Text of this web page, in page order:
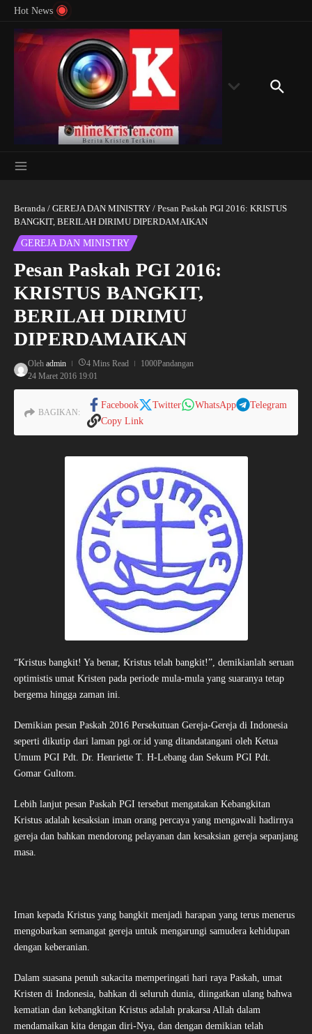
Lewati ke konten
Hot News
Beranda / GEREJA DAN MINISTRY / Pesan Paskah PGI 2016: KRISTUS
BANGKIT, BERILAH DIRIMU DIPERDAMAIKAN
GEREJA DAN MINISTRY
Pesan Paskah PGI 2016:
KRISTUS BANGKIT,
BERILAH DIRIMU
DIPERDAMAIKAN
Oleh admin 4 Mins Read
1000Pandangan
24 Maret 2016 19:01
BAGIKAN:
Facebook Twitter WhatsApp
Telegram
Copy Link
“Kristus bangkit! Ya benar, Kristus telah bangkit!”, demikianlah seruan
optimistis umat Kristen pada periode mula-mula yang suaranya tetap
bergema hingga zaman ini.
Demikian pesan Paskah 2016 Persekutuan Gereja-Gereja di Indonesia
seperti dikutip dari laman pgi.or.id yang ditandatangani oleh Ketua
Umum PGI Pdt. Dr. Henriette T. H-Lebang dan Sekum PGI Pdt.
Gomar Gultom.
Lebih lanjut pesan Paskah PGI tersebut mengatakan Kebangkitan
Kristus adalah kesaksian iman orang percaya yang mengawali hadirnya
gereja dan bahkan mendorong pelayanan dan kesaksian gereja sepanjang
masa.
Iman kepada Kristus yang bangkit menjadi harapan yang terus menerus
mengobarkan semangat gereja untuk mengarungi samudera kehidupan
dengan keberanian.
Dalam suasana penuh sukacita memperingati hari raya Paskah, umat
Kristen di Indonesia, bahkan di seluruh dunia, diingatkan ulang bahwa
kematian dan kebangkitan Kristus adalah prakarsa Allah dalam
mendamaikan kita dengan diri-Nya, dan dengan demikian telah